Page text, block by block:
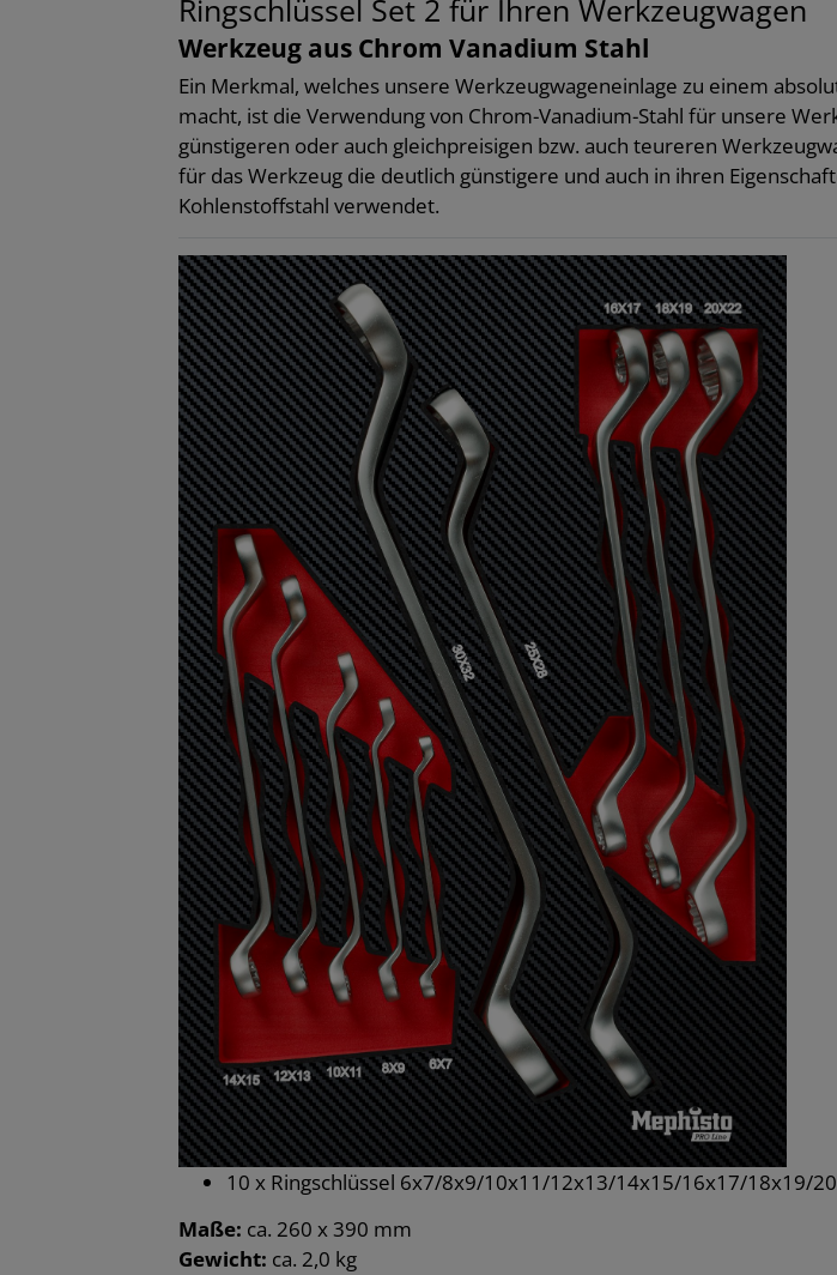
Ringschlüssel Set 2 für Ihren Werkzeugwagen
Werkzeug aus Chrom Vanadium Stahl
Ein Merkmal, welches unsere Werkzeugwageneinlage zu einem
macht, ist die Verwendung von Chrom-Vanadium-Stahl für unsere
günstigeren oder auch gleichpreisigen bzw. auch teureren
für das Werkzeug die deutlich günstigere und auch in ihren
Kohlenstoffstahl verwendet.
10 x Ringschlüssel 6x7/8x9/10x11/12x13/14x15/16x17/18x19/
Maße: ca. 260 x 390 mm
Gewicht: ca. 2,0 kg